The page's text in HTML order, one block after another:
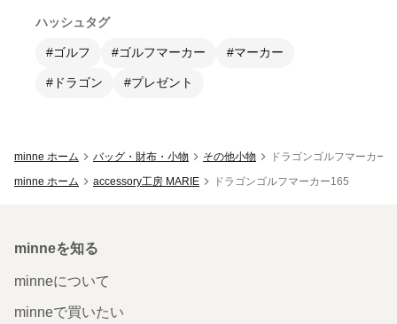
ハッシュタグ
#ゴルフ #ゴルフマーカー #マーカー
#ドラゴン #プレゼント
minne ホーム バッグ・財布・小物 その他小物
ドラゴンゴルフマーカー
minne ホーム
accessory工房 MARIE ドラゴンゴルフマーカー165
minneを知る
minneについて
minneで買いたい